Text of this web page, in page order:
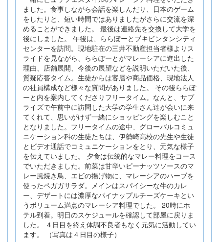
ました。食事しながら会話を楽しんだり、日本のゲーム
をしたりと、短い時間ではありましたがさらに交流を深
めることができました。 最後は連絡先を交換して大学を
後にしました。 午後は、ららぽーとブキビンタンシティ
センターを訪問。現地駐在の三井不動産担当者様よりス
ライドを見ながら、ららぽーとがマレーシアに進出した
理由、店舗展開、今後の展望などを説明いただいた後、
質疑応答タイム。生徒からは客層や商品価格、現地法人
の社員構成など様々な質問がありました。 その後ららぽ
ーと内を案内してくださりフリータイム。なんと、サプ
ライズで午前中に訪問した大学の学生さん達が会いに来
てくれて、思いがけず一緒にショッピングを楽しむこと
となりました。フリータイムの途中、グローバルコミュ
ニケーション科の生徒たちは、伊勢崎高校の先生や生徒
とビデオ通話でコミュニケーションをとり、元気な様子
を伝えていました。 夕食は伝統的なマレー料理をコース
でいただきました。前菜は甘辛いピーナッツソースのマ
レー風焼き鳥、エビの揚げ物に、マレーシアのハーブを
使ったペガガサラダ。メインはスパイシーな牛のカレ
ー、デザートには濃厚なパイナップルチーズケーキとい
うボリューム満点のマレーシア料理でした。 20時にホ
テル到着。明日のスケジュールを確認して部屋に戻りま
した。 ４日目を終え体調不良者もなく元気に活動してい
ます。 （写真は４日目の様子）